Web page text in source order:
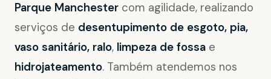
Parque Manchester com agilidade, realizando
serviços de desentupimento de esgoto, pia,
vaso sanitário, ralo, limpeza de fossa e
hidrojateamento. Também atendemos nos